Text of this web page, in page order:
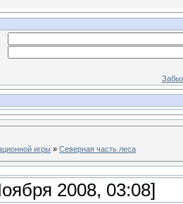
игры » Северная часть леса
2008, 03:08]